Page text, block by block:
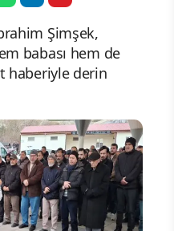
Şimşek,
babası hem de
haberiyle derin